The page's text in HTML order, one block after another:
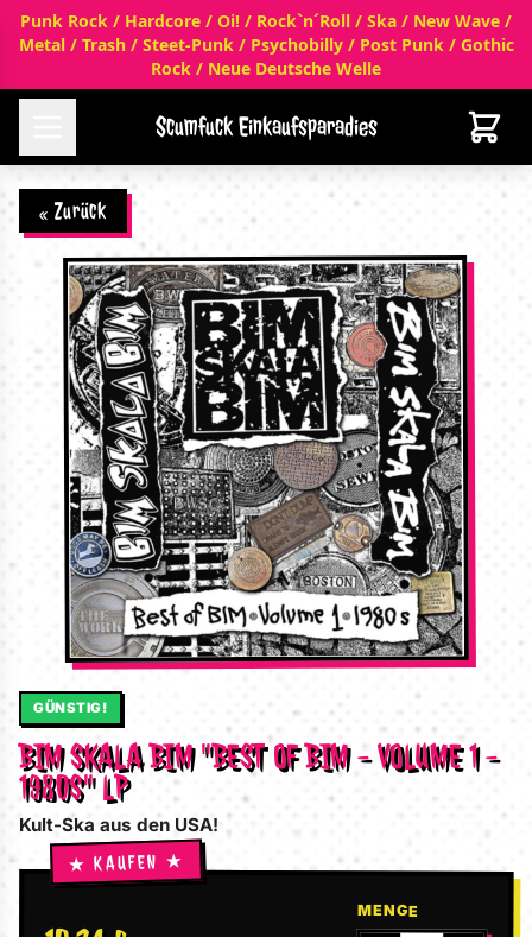
Punk Rock / Hardcore / Oi! / Rock`n´Roll / Ska / New Wave /
Metal / Trash / Steet-Punk / Psychobilly / Post Punk / Gothic
Rock / Neue Deutsche Welle
Scumfuck Einkaufsparadies
« Zurück
GÜNSTIG!
BIM SKALA BIM "BEST OF BIM - VOLUME 1 -
1980S" LP
Kult-Ska aus den USA!
MENGE